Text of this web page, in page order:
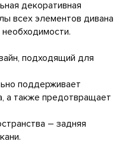
декоративная
всех элементов дивана
подходящий для
поддерживает
а также предотвращает
– задняя